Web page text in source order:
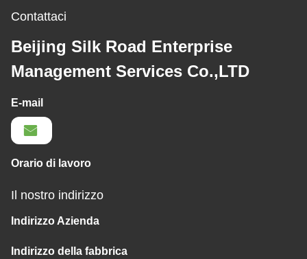
Contattaci
Beijing Silk Road Enterprise
Management Services Co.,LTD
E-mail
Orario di lavoro
Il nostro indirizzo
Indirizzo Azienda
Indirizzo della fabbrica